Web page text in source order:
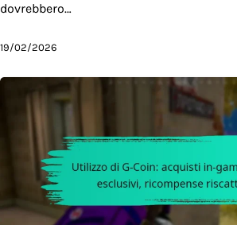
dovrebbero…
19/02/2026